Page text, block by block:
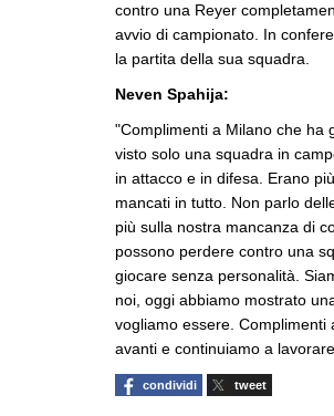
contro una Reyer
avvio di campionato. In
la partita della sua squadra.
Neven Spahija:
"Complimenti a Milano che ha
visto solo una squadra in
in attacco e in difesa. Erano
mancati in tutto. Non parlo
più sulla nostra mancanza di
possono perdere contro una
giocare senza personalità.
noi, oggi abbiamo mostrato
vogliamo essere.
avanti e continuiamo a
condividi tweet